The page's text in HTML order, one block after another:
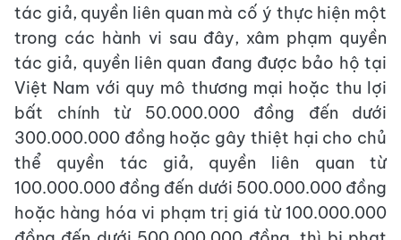
tác giả, quyền liên quan mà cố ý thực hiện một
trong các hành vi sau đây, xâm phạm quyền
tác giả, quyền liên quan đang được bảo hộ tại
Việt Nam với quy mô thương mại hoặc thu lợi
bất chính từ 50.000.000 đồng đến dưới
300.000.000 đồng hoặc gây thiệt hại cho chủ
thể quyền tác giả, quyền liên quan từ
100.000.000 đồng đến dưới 500.000.000 đồng
hoặc hàng hóa vi phạm trị giá từ 100.000.000